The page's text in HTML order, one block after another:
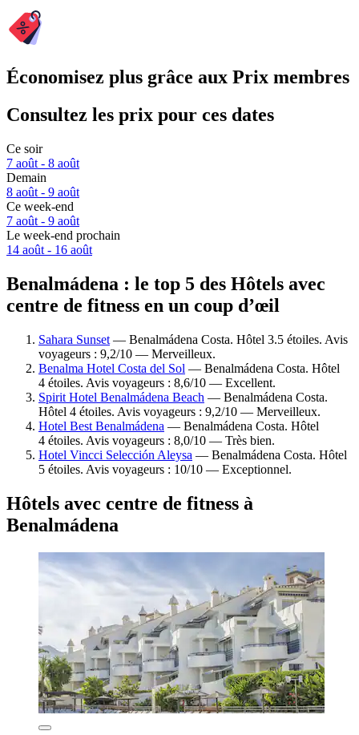
Économisez plus grâce aux Prix membres
Consultez les prix pour ces dates
Ce soir
7 août - 8 août
Demain
8 août - 9 août
Ce week-end
7 août - 9 août
Le week-end prochain
14 août - 16 août
Benalmádena : le top 5 des Hôtels avec
centre de fitness en un coup d’œil
Sahara Sunset — Benalmádena Costa. Hôtel 3.5 étoiles. Avis
voyageurs : 9,2/10 — Merveilleux.
Benalma Hotel Costa del Sol — Benalmádena Costa. Hôtel
4 étoiles. Avis voyageurs : 8,6/10 — Excellent.
Spirit Hotel Benalmádena Beach — Benalmádena Costa.
Hôtel 4 étoiles. Avis voyageurs : 9,2/10 — Merveilleux.
Hotel Best Benalmádena — Benalmádena Costa. Hôtel
4 étoiles. Avis voyageurs : 8,0/10 — Très bien.
Hotel Vincci Selección Aleysa — Benalmádena Costa. Hôtel
5 étoiles. Avis voyageurs : 10/10 — Exceptionnel.
Hôtels avec centre de fitness à
Benalmádena